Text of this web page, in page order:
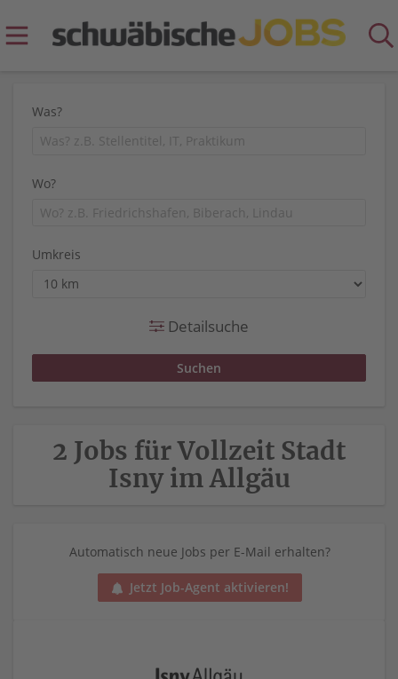
Was?
Wo?
Umkreis
Detailsuche
2 Jobs für Vollzeit Stadt
Isny im Allgäu
Automatisch neue Jobs per E-Mail erhalten?
Jetzt Job-Agent aktivieren!